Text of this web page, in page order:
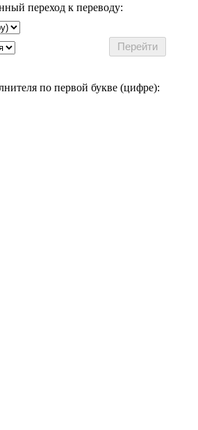
переход к переводу:
по первой букве (цифре):